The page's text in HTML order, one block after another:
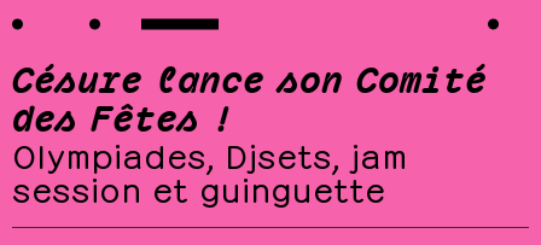
Césure lance son Comité
des Fêtes !
Olympiades, Djsets, jam
session et guinguette